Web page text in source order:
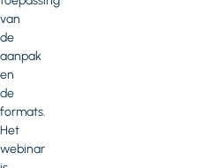
van
de
aanpak
en
de
formats.
Het
webinar